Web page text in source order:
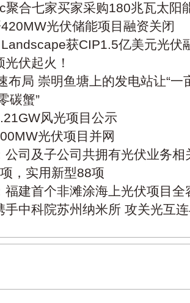
聚合七家买家采购180兆瓦太阳
光伏储能项目融资关闭
获CIP1.5亿美元光伏
伏起火！
布局 崇明鱼塘上的发电站让“
碳蟹”
风光项目公示
光伏项目并网
公司及子公司共拥有光伏业务
，实用新型88项
福建首个非滩涂海上光伏项目全
手中科院苏州纳米所 攻关光互